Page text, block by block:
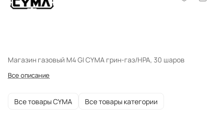
Магазин газовый M4 GI CYMA грин-газ/HPA, 30 шаров
Все описание
Все товары CYMA Все товары категории